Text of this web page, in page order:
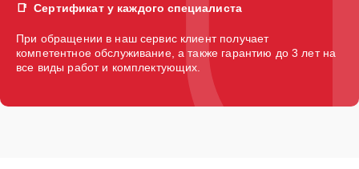
Сертификат у каждого специалиста
При обращении в наш сервис клиент получает
компетентное обслуживание, а также гарантию до 3 лет на
все виды работ и комплектующих.